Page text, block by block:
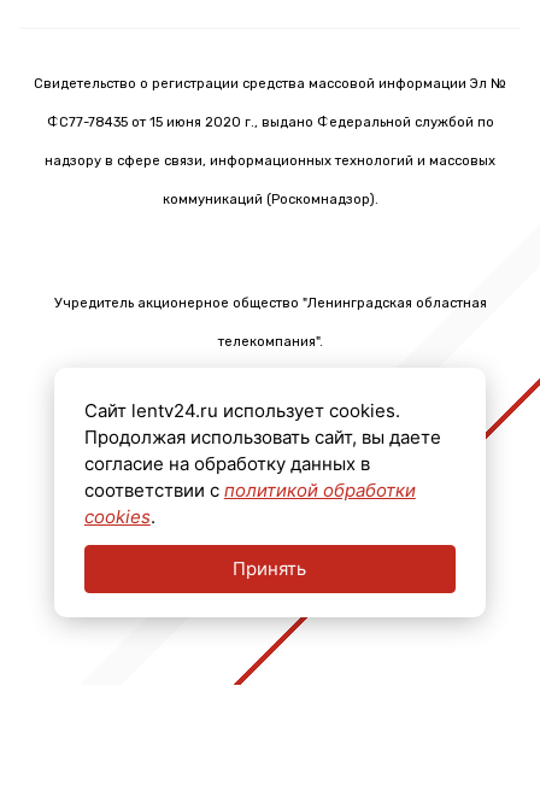
Свидетельство о регистрации средства массовой информации Эл №
ФС77-78435 от 15 июня 2020 г., выдано Федеральной службой по
надзору в сфере связи, информационных технологий и массовых
коммуникаций (Роскомнадзор).
Учредитель акционерное общество "Ленинградская областная
телекомпания".
Телефон: +7 (812) 640-6114
Email: info@lentv24.ru
Размещение рекламы admitriev@lentv24.ru
16+
Сайт lentv24.ru использует cookies.
Продолжая использовать сайт, вы даете
согласие на обработку данных в
соответствии с политикой обработки
cookies.
Принять